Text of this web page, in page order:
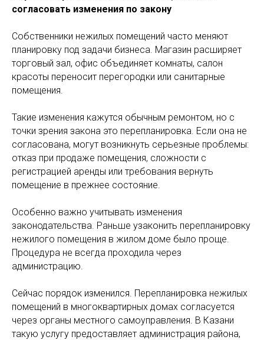
согласовать изменения по закону
Собственники нежилых помещений часто меняют
планировку под задачи бизнеса. Магазин расширяет
торговый зал, офис объединяет комнаты, салон
красоты переносит перегородки или санитарные
помещения.
Такие изменения кажутся обычным ремонтом, но с
точки зрения закона это перепланировка. Если она не
согласована, могут возникнуть серьезные проблемы:
отказ при продаже помещения, сложности с
регистрацией аренды или требования вернуть
помещение в прежнее состояние.
Особенно важно учитывать изменения
законодательства. Раньше узаконить перепланировку
нежилого помещения в жилом доме было проще.
Процедура не всегда проходила через
администрацию.
Сейчас порядок изменился. Перепланировка нежилых
помещений в многоквартирных домах согласуется
через органы местного самоуправления. В Казани
такую услугу предоставляет администрация района,